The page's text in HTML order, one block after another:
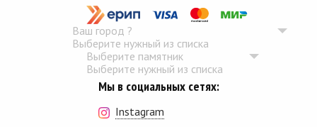
Ваш город ?
Выберите нужный из списка
Выберите памятник
Выберите нужный из списка
Мы в социальных сетях:
Instagram